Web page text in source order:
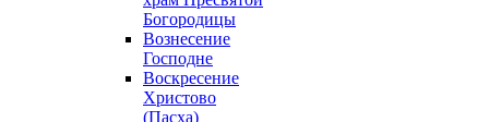
Богородицы
Вознесение
Господне
Воскресение
Христово
(Пасха)